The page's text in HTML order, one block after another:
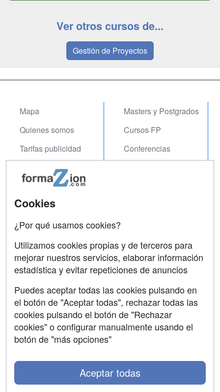
Ver otros cursos de...
Gestión de Proyectos
Mapa
Quienes somos
Tarifas publicidad
Acceso Usuarios
Acceso Centros
Masters y Postgrados
Cursos FP
Conferencias
Contactar
Confidencialidad
Aviso legal
SÍGUENOS EN:
Grupo formazion:
Cookies
¿Por qué usamos cookies?
Utilizamos cookies propias y de terceros para
mejorar nuestros servicios, elaborar información
estadística y evitar repeticiones de anuncios
Puedes aceptar todas las cookies pulsando en
el botón de "Aceptar todas", rechazar todas las
cookies pulsando el botón de "Rechazar
cookies" o configurar manualmente usando el
botón de "más opciones"
Aceptar todas